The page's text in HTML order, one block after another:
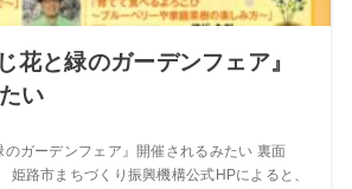
花と緑のガーデンフェア』
い
のガーデンフェア』開催されるみたい 裏面
姫路市まちづくり振興機構公式HPによると、